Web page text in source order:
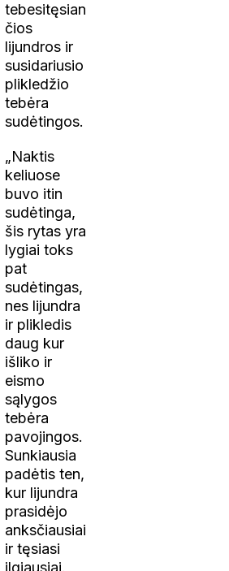
tebesitęsian
čios
lijundros ir
susidariusio
plikledžio
tebėra
sudėtingos.
„Naktis
keliuose
buvo itin
sudėtinga,
šis rytas yra
lygiai toks
pat
sudėtingas,
nes lijundra
ir plikledis
daug kur
išliko ir
eismo
sąlygos
tebėra
pavojingos.
Sunkiausia
padėtis ten,
kur lijundra
prasidėjo
anksčiausiai
ir tęsiasi
ilgiausiai.